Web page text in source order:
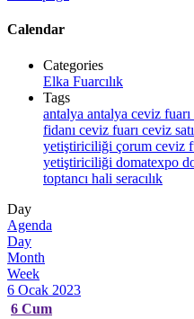
Calendar
Categories
Elka Fuarcılık
Tags
antalya antalya ceviz fuarı
fidanı ceviz fuarı ceviz
yetiştiriciliği çorum ceviz
yetiştiriciliği domatexpo
toptancı hali seracılık
Day
Agenda
Day
Month
Week
6 Ocak 2023
6 Cum